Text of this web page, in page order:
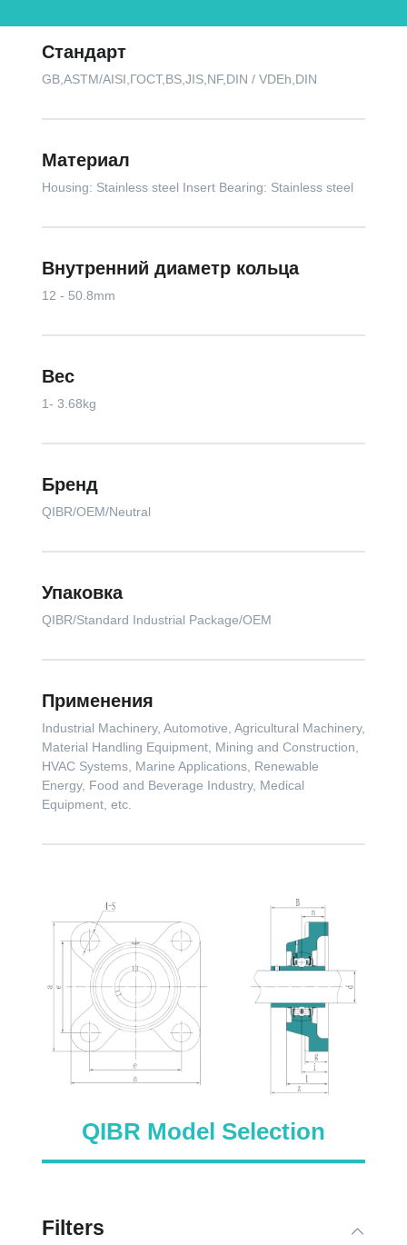
Стандарт
GB,ASTM/AISI,ГОСТ,BS,JIS,NF,DIN / VDEh,DIN
Материал
Housing: Stainless steel Insert Bearing: Stainless steel
Внутренний диаметр кольца
12 - 50.8mm
Вес
1- 3.68kg
Бренд
QIBR/OEM/Neutral
Упаковка
QIBR/Standard Industrial Package/OEM
Применения
Industrial Machinery, Automotive, Agricultural Machinery,
Material Handling Equipment, Mining and Construction,
HVAC Systems, Marine Applications, Renewable
Energy, Food and Beverage Industry, Medical
Equipment, etc.
QIBR Model Selection
Filters